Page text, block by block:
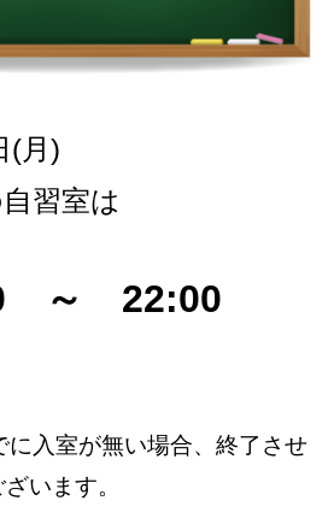
(月)
習室は
～ 22:00
に入室が無い場合、終了させ
います。